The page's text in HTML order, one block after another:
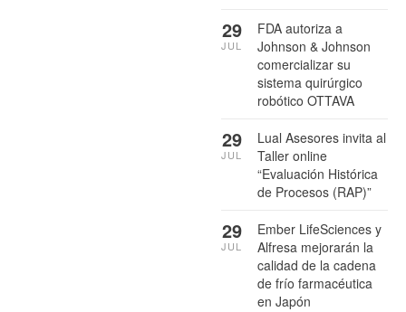
FDA autoriza a
Johnson & Johnson
comercializar su
sistema quirúrgico
robótico OTTAVA
29
JUL
Lual Asesores invita al
Taller online
“Evaluación Histórica
de Procesos (RAP)”
29
JUL
Ember LifeSciences y
Alfresa mejorarán la
calidad de la cadena
de frío farmacéutica
en Japón
29
JUL